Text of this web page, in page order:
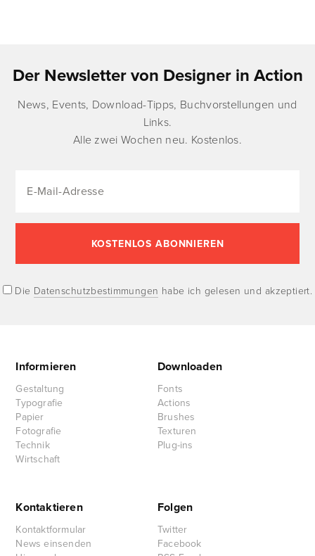
Der Newsletter von Designer in Action
News, Events, Download-Tipps, Buchvorstellungen und
Links.
Alle zwei Wochen neu. Kostenlos.
Die Datenschutzbestimmungen habe ich gelesen und akzeptiert.
Informieren
Gestaltung
Typografie
Papier
Fotografie
Technik
Wirtschaft
Downloaden
Fonts
Actions
Brushes
Texturen
Plug-ins
Kontaktieren
Kontaktformular
News einsenden
Folgen
Twitter
Facebook